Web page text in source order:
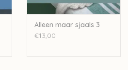
Alleen maar sjaals 3
€13,00